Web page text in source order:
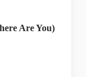
Are You)